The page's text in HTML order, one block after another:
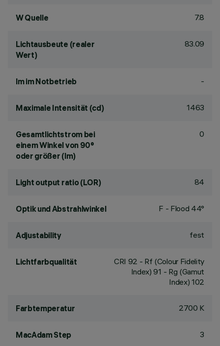
W Quelle 7.8
Lichtausbeute (realer
Wert)
83.09
lm im Notbetrieb -
Maximale Intensität (cd) 1463
Gesamtlichtstrom bei
einem Winkel von 90°
oder größer (lm)
0
Light output ratio (LOR) 84
Optik und Abstrahlwinkel F - Flood 44°
Adjustability fest
Lichtfarbqualität CRI 92 - Rf (Colour Fidelity
Index) 91 - Rg (Gamut
Index) 102
Farbtemperatur 2700 K
MacAdam Step 3